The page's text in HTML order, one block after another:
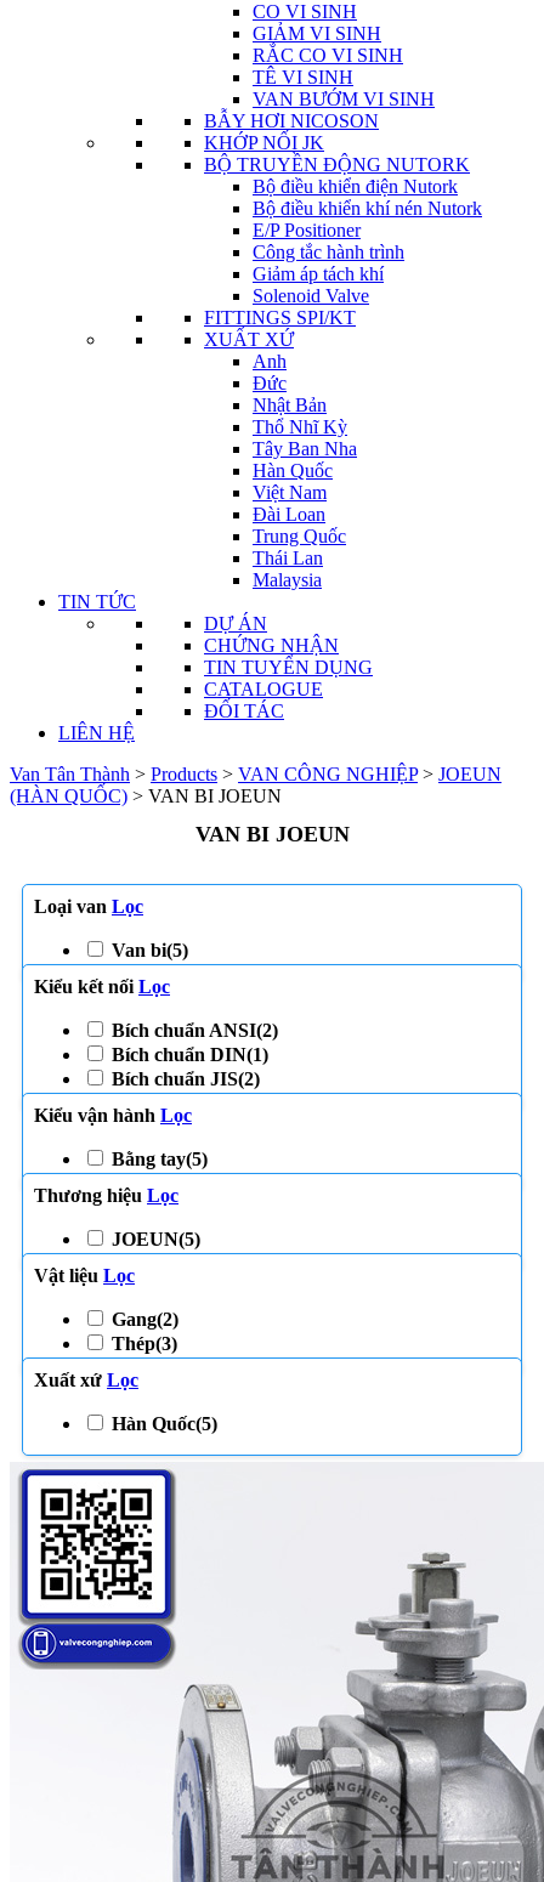
CO VI SINH
GIẢM VI SINH
RẮC CO VI SINH
TÊ VI SINH
VAN BƯỚM VI SINH
BẪY HƠI NICOSON
KHỚP NỐI JK
BỘ TRUYỀN ĐỘNG NUTORK
Bộ điều khiển điện Nutork
Bộ điều khiển khí nén Nutork
E/P Positioner
Công tắc hành trình
Giảm áp tách khí
Solenoid Valve
FITTINGS SPI/KT
XUẤT XỨ
Anh
Đức
Nhật Bản
Thổ Nhĩ Kỳ
Tây Ban Nha
Hàn Quốc
Việt Nam
Đài Loan
Trung Quốc
Thái Lan
Malaysia
TIN TỨC
DỰ ÁN
CHỨNG NHẬN
TIN TUYỂN DỤNG
CATALOGUE
ĐỐI TÁC
LIÊN HỆ
Van Tân Thành > Products > VAN CÔNG NGHIỆP> JOEUN
(HÀN QUỐC) > VAN BI JOEUN
VAN BI JOEUN
Loại van Lọc
Van bi(5)
Kiểu kết nối Lọc
Bích chuẩn ANSI(2)
Bích chuẩn DIN(1)
Bích chuẩn JIS(2)
Kiểu vận hành Lọc
Bằng tay(5)
Thương hiệu Lọc
JOEUN(5)
Vật liệu Lọc
Gang(2)
Thép(3)
Xuất xứ Lọc
Hàn Quốc(5)